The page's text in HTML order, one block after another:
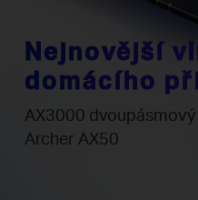
Nejnovější
domácího
AX3000
Archer AX50